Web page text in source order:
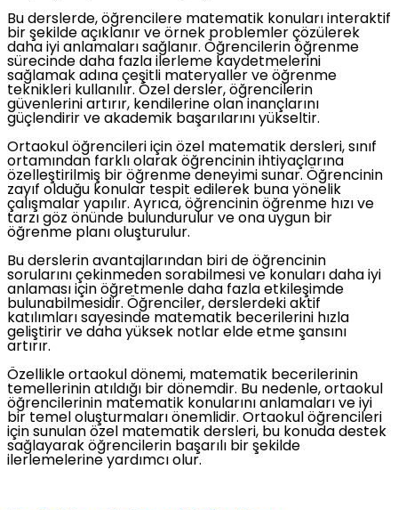
Bu derslerde, öğrencilere matematik konuları interaktif
bir şekilde açıklanır ve örnek problemler çözülerek
daha iyi anlamaları sağlanır. Öğrencilerin öğrenme
sürecinde daha fazla ilerleme kaydetmelerini
sağlamak adına çeşitli materyaller ve öğrenme
teknikleri kullanılır. Özel dersler, öğrencilerin
güvenlerini artırır, kendilerine olan inançlarını
güçlendirir ve akademik başarılarını yükseltir.
Ortaokul öğrencileri için özel matematik dersleri, sınıf
ortamından farklı olarak öğrencinin ihtiyaçlarına
özelleştirilmiş bir öğrenme deneyimi sunar. Öğrencinin
zayıf olduğu konular tespit edilerek buna yönelik
çalışmalar yapılır. Ayrıca, öğrencinin öğrenme hızı ve
tarzı göz önünde bulundurulur ve ona uygun bir
öğrenme planı oluşturulur.
Bu derslerin avantajlarından biri de öğrencinin
sorularını çekinmeden sorabilmesi ve konuları daha iyi
anlaması için öğretmenle daha fazla etkileşimde
bulunabilmesidir. Öğrenciler, derslerdeki aktif
katılımları sayesinde matematik becerilerini hızla
geliştirir ve daha yüksek notlar elde etme şansını
artırır.
Özellikle ortaokul dönemi, matematik becerilerinin
temellerinin atıldığı bir dönemdir. Bu nedenle, ortaokul
öğrencilerinin matematik konularını anlamaları ve iyi
bir temel oluşturmaları önemlidir. Ortaokul öğrencileri
için sunulan özel matematik dersleri, bu konuda destek
sağlayarak öğrencilerin başarılı bir şekilde
ilerlemelerine yardımcı olur.